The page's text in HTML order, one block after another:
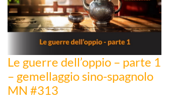
Le guerre dell’oppio – parte 1
– gemellaggio sino-spagnolo
MN #313